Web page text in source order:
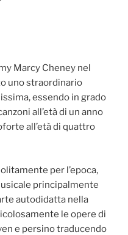
Marcy Cheney nel
uno straordinario
essendo in grado
all’età di un anno
all’età di quattro
per l’epoca,
principalmente
autodidatta nella
le opere di
e persino traducendo